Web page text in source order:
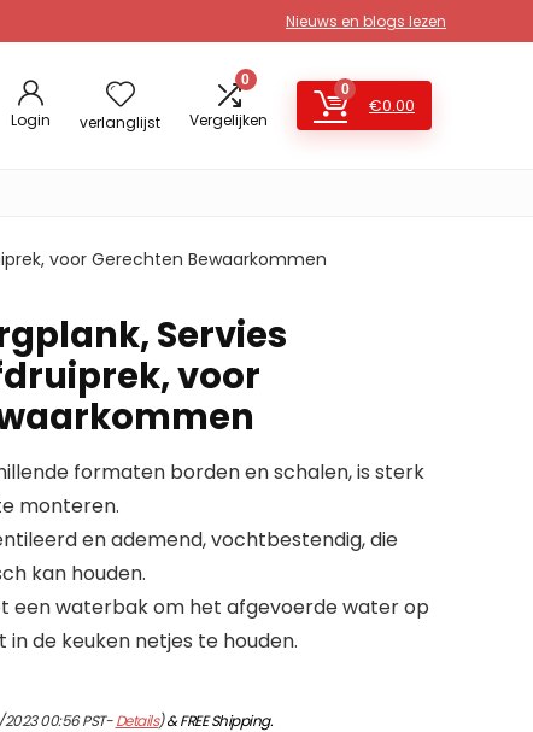
Nieuws en blogs lezen
Login verlanglijst
0
Vergelijken
0
€0.00
voor Gerechten Bewaarkommen
Servies
voor
formaten borden en schalen, is sterk
monteren.
en ademend, vochtbestendig, die
kan houden.
een waterbak om het afgevoerde water op
de keuken netjes te houden.
00:56 PST-Details)&FREE Shipping.